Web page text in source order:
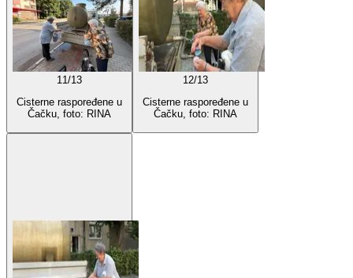
11/13
Cisterne raspoređene u
Čačku, foto: RINA
12/13
Cisterne raspoređene u
Čačku, foto: RINA